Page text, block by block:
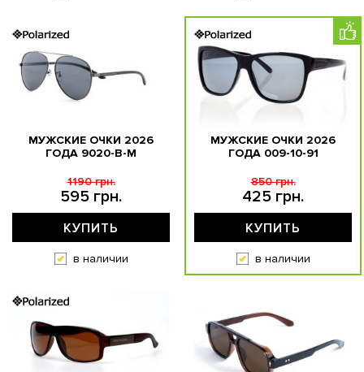
МУЖСКИЕ ОЧКИ 2026
ГОДА 9020-B-M
595 грн.
1190 грн.
КУПИТЬ
в наличии
МУЖСКИЕ ОЧКИ 2026
ГОДА 009-10-91
425 грн.
850 грн.
КУПИТЬ
в наличии